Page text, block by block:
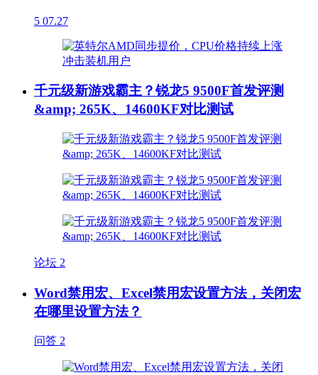
5 07.27
千元级新游戏霸主？锐龙5 9500F首发评测
&amp; 265K、14600KF对比测试
论坛 2
Word禁用宏、Excel禁用宏设置方法，关闭宏
在哪里设置方法？
问答 2